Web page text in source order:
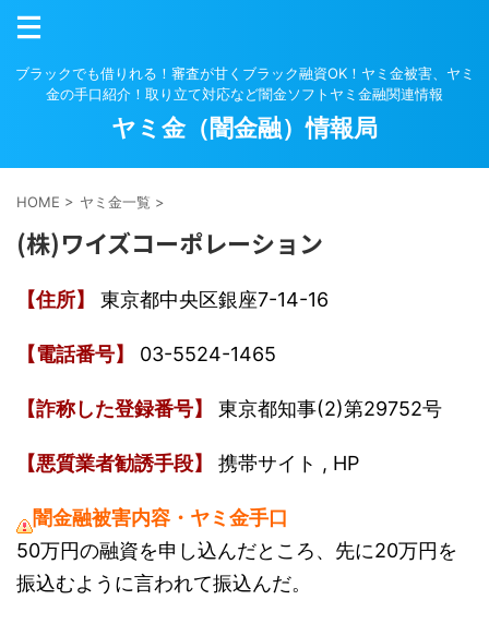
ブラックでも借りれる！審査が甘くブラック融資OK！ヤミ金被害、ヤミ
金の手口紹介！取り立て対応など闇金ソフトヤミ金融関連情報
ヤミ金（闇金融）情報局
HOME > ヤミ金一覧 >
(株)ワイズコーポレーション
【住所】 東京都中央区銀座7-14-16
【電話番号】 03-5524-1465
【詐称した登録番号】 東京都知事(2)第29752号
【悪質業者勧誘手段】 携帯サイト , HP
闇金融被害内容・ヤミ金手口
50万円の融資を申し込んだところ、先に20万円を
振込むように言われて振込んだ。